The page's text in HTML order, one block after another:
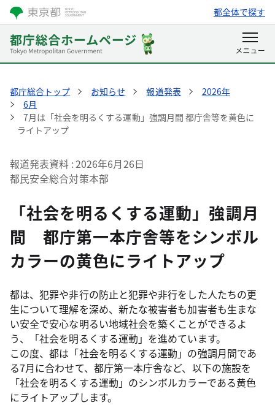
都全体で探す
都庁総合トップ お知らせ 報道発表
2026年
6月
7月は「社会を明るくする運動」強調月間 都庁舎等を黄色に
ライトアップ
報道発表資料 2026年6月26日
都民安全総合対策本部
「社会を明るくする運動」強調月
間 都庁第一本庁舎等をシンボル
カラーの黄色にライトアップ
都は、犯罪や非行の防止と犯罪や非行をした人たちの更
生について理解を深め、新たな被害者も加害者も生まな
い安全で安心な明るい地域社会を築くことができるよ
う、「社会を明るくする運動」を進めています。
この度、都は「社会を明るくする運動」の強調月間であ
る7月に合わせて、都庁第一本庁舎など、以下の施設を
「社会を明るくする運動」のシンボルカラーである黄色
にライトアップします。